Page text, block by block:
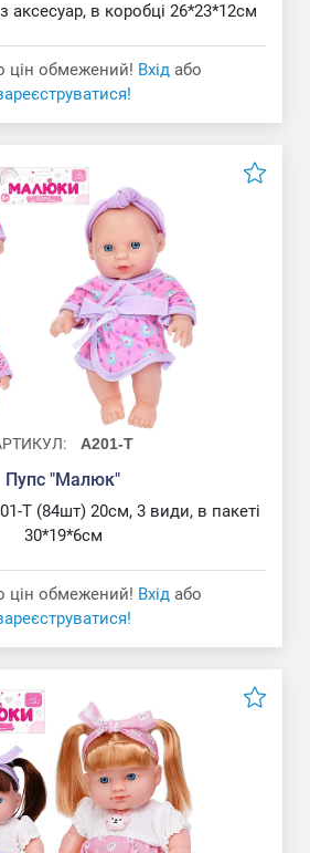
аксесуар, в коробці 26*23*12см
цін обмежений! Вхід або
A201-T
Пупс "Малюк"
T (84шт) 20см, 3 види, в пакеті
30*19*6см
цін обмежений! Вхід або